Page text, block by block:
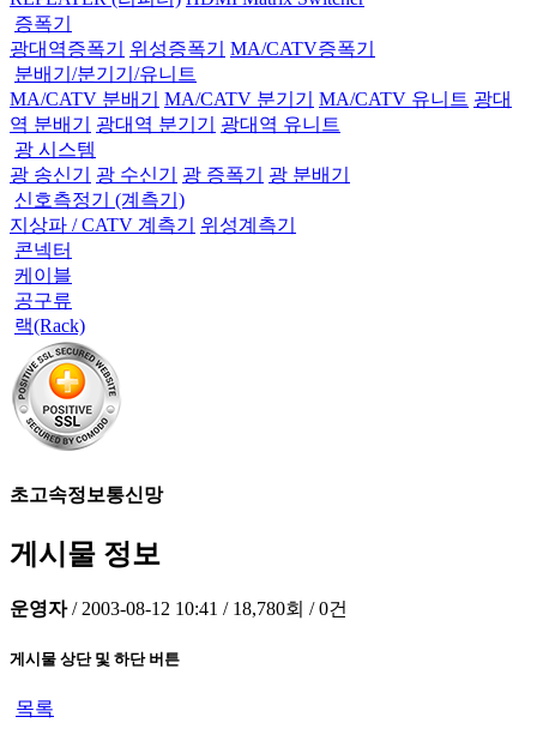
증폭기
광대역증폭기
위성증폭기
MA/CATV증폭기
분배기/분기기/유니트
MA/CATV 분배기
MA/CATV 분기기 MA/CATV 유니트 광대
역 분배기
광대역 분기기
광대역 유니트
광 시스템
광 송신기
광 수신기 광 증폭기
광 분배기
신호측정기 (계측기)
지상파 / CATV 계측기
위성계측기
콘넥터
케이블
공구류
랙(Rack)
초고속정보통신망
게시물 정보
운영자 / 2003-08-12 10:41 / 18,780회 / 0건
게시물 상단 및 하단 버튼
목록